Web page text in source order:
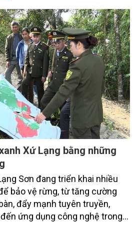
Xứ Lạng bằng những
Sơn đang triển khai nhiều
bảo vệ rừng, từ tăng cường
đẩy mạnh tuyên truyền,
ứng dụng công nghệ trong